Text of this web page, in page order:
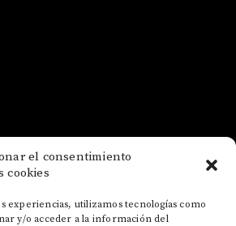
el consentimiento
cookies
experiencias, utilizamos tecnologías como
y/o acceder a la información del